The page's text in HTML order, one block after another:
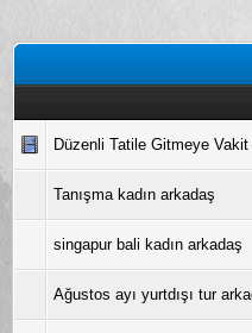
Düzenli Tatile Gitmeye
Tanışma kadın arkadaş
singapur bali kadın arkadaş
Ağustos ayı yurtdışı tur